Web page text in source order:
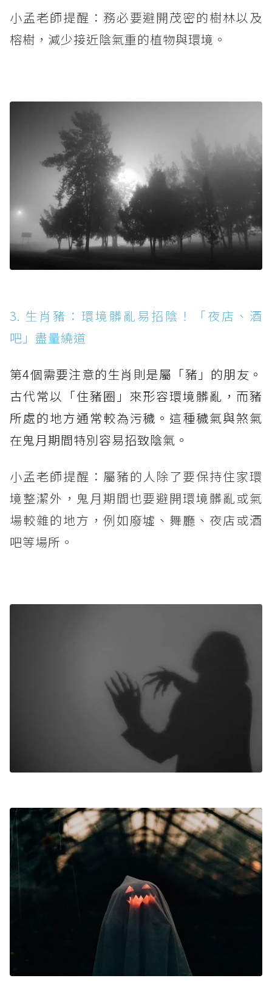
小孟老師提醒：務必要避開茂密的樹林以及
榕樹，減少接近陰氣重的植物與環境。
3. 生肖豬：環境髒亂易招陰！「夜店、酒
吧」盡量繞道
第4個需要注意的生肖則是屬「豬」的朋友。
古代常以「住豬圈」來形容環境髒亂，而豬
所處的地方通常較為污穢。這種穢氣與煞氣
在鬼月期間特別容易招致陰氣。
小孟老師提醒：屬豬的人除了要保持住家環
境整潔外，鬼月期間也要避開環境髒亂或氣
場較雜的地方，例如廢墟、舞廳、夜店或酒
吧等場所。